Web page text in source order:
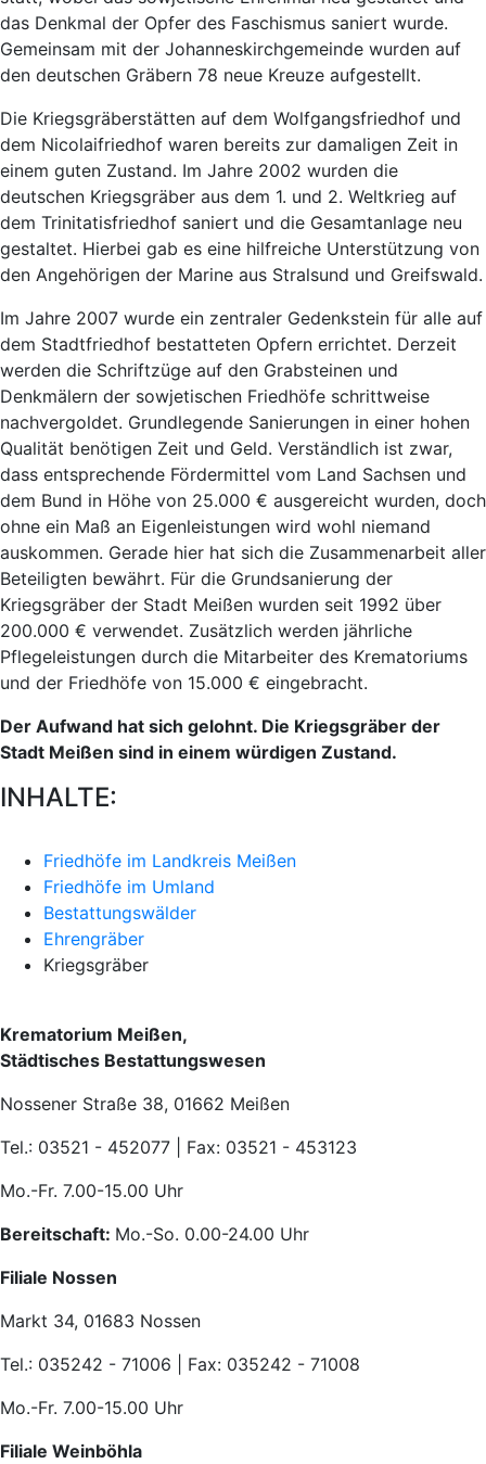
das Denkmal der Opfer des Faschismus saniert wurde.
Gemeinsam mit der Johanneskirchgemeinde wurden auf
den deutschen Gräbern 78 neue Kreuze aufgestellt.
Die Kriegsgräberstätten auf dem Wolfgangsfriedhof und
dem Nicolaifriedhof waren bereits zur damaligen Zeit in
einem guten Zustand. Im Jahre 2002 wurden die
deutschen Kriegsgräber aus dem 1. und 2. Weltkrieg auf
dem Trinitatisfriedhof saniert und die Gesamtanlage neu
gestaltet. Hierbei gab es eine hilfreiche Unterstützung von
den Angehörigen der Marine aus Stralsund und Greifswald.
Im Jahre 2007 wurde ein zentraler Gedenkstein für alle auf
dem Stadtfriedhof bestatteten Opfern errichtet. Derzeit
werden die Schriftzüge auf den Grabsteinen und
Denkmälern der sowjetischen Friedhöfe schrittweise
nachvergoldet. Grundlegende Sanierungen in einer hohen
Qualität benötigen Zeit und Geld. Verständlich ist zwar,
dass entsprechende Fördermittel vom Land Sachsen und
dem Bund in Höhe von 25.000 € ausgereicht wurden, doch
ohne ein Maß an Eigenleistungen wird wohl niemand
auskommen. Gerade hier hat sich die Zusammenarbeit aller
Beteiligten bewährt. Für die Grundsanierung der
Kriegsgräber der Stadt Meißen wurden seit 1992 über
200.000 € verwendet. Zusätzlich werden jährliche
Pflegeleistungen durch die Mitarbeiter des Krematoriums
und der Friedhöfe von 15.000 € eingebracht.
Der Aufwand hat sich gelohnt. Die Kriegsgräber der
Stadt Meißen sind in einem würdigen Zustand.
INHALTE:
Friedhöfe im Landkreis Meißen
Friedhöfe im Umland
Bestattungswälder
Ehrengräber
Kriegsgräber
Krematorium Meißen,
Städtisches Bestattungswesen
Nossener Straße 38, 01662 Meißen
Tel.: 03521 - 452077 | Fax: 03521 - 453123
Mo.-Fr. 7.00-15.00 Uhr
Bereitschaft: Mo.-So. 0.00-24.00 Uhr
Filiale Nossen
Markt 34, 01683 Nossen
Tel.: 035242 - 71006 | Fax: 035242 - 71008
Mo.-Fr. 7.00-15.00 Uhr
Filiale Weinböhla